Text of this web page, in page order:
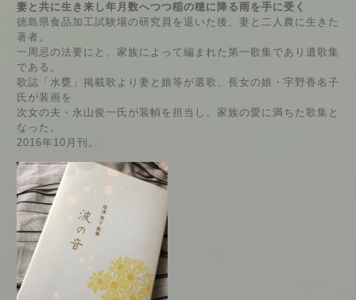
妻と共に生き来し年月数へつつ稲の穂に降る雨を手に受く
徳島県食品加工試験場の研究員を退いた後、妻と二人農に生きた
著者。
一周忌の法要にと、家族によって編まれた第一歌集であり遺歌集
である。
歌誌「水甕」掲載歌より妻と娘等が選歌、長女の娘・宇野香名子
氏が装画を
次女の夫・永山俊一氏が装幀を担当し、家族の愛に満ちた歌集と
なった。
2016年10月刊。